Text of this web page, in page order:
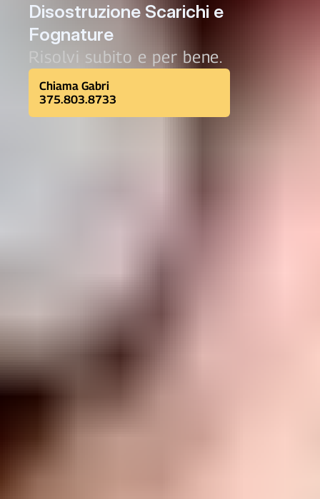
Disostruzione Scarichi e
Fognature
Risolvi subito e per bene.
Chiama Gabri
375.803.8733